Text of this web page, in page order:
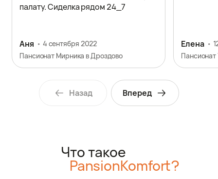
палату. Сиделка рядом 24_7
Аня
4 сентября 2022
Пансионат Мирника в Дроздово
Елена
Назад Вперед
Что такое
PansionKomfort?